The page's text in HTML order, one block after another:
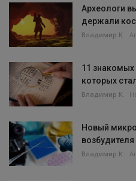
Археологи
держали
Владимир К.
11
которых
Владимир К.
Новый
возбудителя
Владимир К.